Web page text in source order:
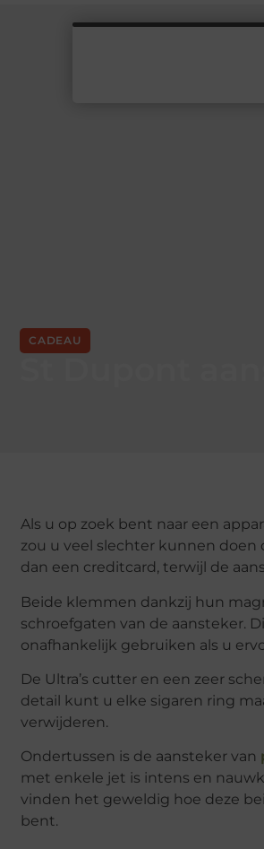
CADEAU
Als u op zoek bent naar een
zou u veel slechter kunnen doen
dan een creditcard, terwijl de
Beide klemmen dankzij hun
schroefgaten van de aansteker.
onafhankelijk gebruiken als u
De Ultra’s cutter en een zeer
detail kunt u elke sigaren ring
verwijderen.
Ondertussen is de aansteker van
met enkele jet is intens en
vinden het geweldig hoe deze
bent.